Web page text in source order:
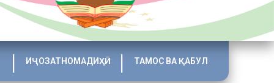
ИҶОЗАТНОМАДИҲӢ ТАМОС ВА ҚАБУЛ